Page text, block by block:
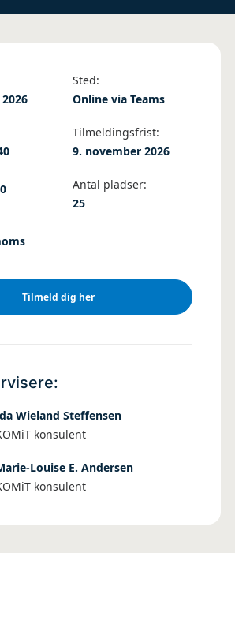
2026
Sted:
Online via Teams
Tilmeldingsfrist:
9. november 2026
Antal pladser:
25
Tilmeld dig her
Wieland Steffensen
konsulent
Louise E. Andersen
konsulent